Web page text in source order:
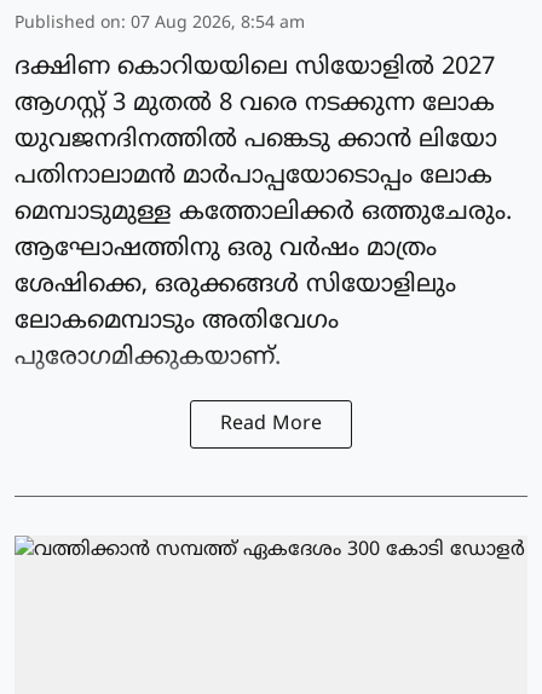
Published on: 07 Aug 2026, 8:54 am
ദക്ഷിണ കൊറിയയിലെ സിയോളില്‍ 2027
ആഗസ്റ്റ് 3 മുതല്‍ 8 വരെ നടക്കുന്ന ലോക
യുവജനദിനത്തില്‍ പങ്കെടു ക്കാന്‍ ലിയോ
പതിനാലാമന്‍ മാര്‍പാപ്പയോടൊപ്പം ലോക
മെമ്പാടുമുള്ള കത്തോലിക്കര്‍ ഒത്തുചേരും.
ആഘോഷത്തിനു ഒരു വര്‍ഷം മാത്രം
ശേഷിക്കെ, ഒരുക്കങ്ങള്‍ സിയോളിലും
ലോകമെമ്പാടും അതിവേഗം
പുരോഗമിക്കുകയാണ്.
Read More